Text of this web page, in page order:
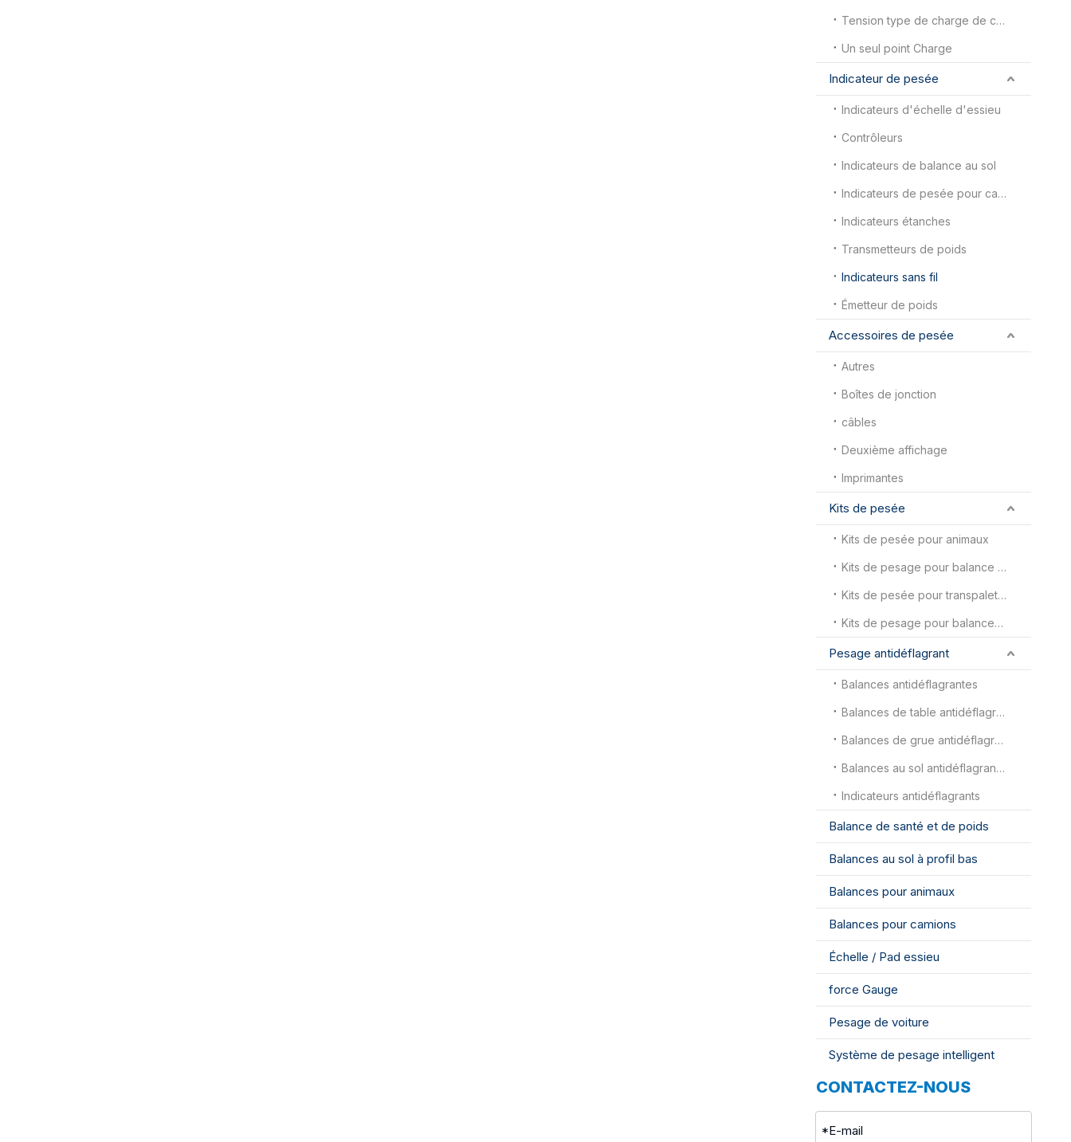
Tension type de charge de cellule
Un seul point Charge
Indicateur de pesée
Indicateurs d'échelle d'essieu
Contrôleurs
Indicateurs de balance au sol
Indicateurs de pesée pour camions
Indicateurs étanches
Transmetteurs de poids
Indicateurs sans fil
Émetteur de poids
Accessoires de pesée
Autres
Boîtes de jonction
câbles
Deuxième affichage
Imprimantes
Kits de pesée
Kits de pesée pour animaux
Kits de pesage pour balance au sol
Kits de pesée pour transpalette
Kits de pesage pour balances pour camions
Pesage antidéflagrant
Balances antidéflagrantes
Balances de table antidéflagrantes
Balances de grue antidéflagrantes
Balances au sol antidéflagrantes
Indicateurs antidéflagrants
Balance de santé et de poids
Balances au sol à profil bas
Balances pour animaux
Balances pour camions
Échelle / Pad essieu
force Gauge
Pesage de voiture
Système de pesage intelligent
CONTACTEZ-NOUS